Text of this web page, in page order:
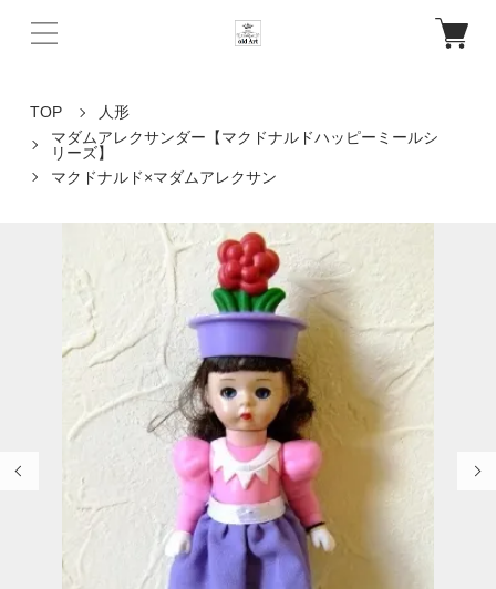
TOP
人形
マダムアレクサンダー【マクドナルドハッピーミールシ
リーズ】
マクドナルド×マダムアレクサン